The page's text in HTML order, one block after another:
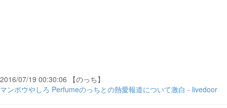
2016/07/19 00:30:06 【のっち】
マンボウやしろ Perfumeのっちとの熱愛報道について激白 - livedoor